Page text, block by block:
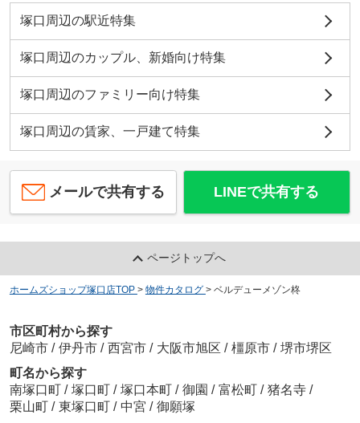
塚口周辺の駅近特集
塚口周辺のカップル、新婚向け特集
塚口周辺のファミリー向け特集
塚口周辺の賃家、一戸建て特集
メールで共有する LINEで共有する
ページトップへ
ホームズショップ塚口店TOP > 物件カタログ > ベルデューメゾン柊
市区町村から探す
尼崎市 / 伊丹市 / 西宮市 / 大阪市旭区 / 橿原市 / 堺市堺区
町名から探す
南塚口町 / 塚口町 / 塚口本町 / 御園 / 富松町 / 猪名寺 /
栗山町 / 東塚口町 / 中宮 / 御願塚